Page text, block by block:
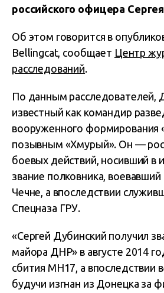
российского офицера
Об этом говорится в
Bellingcat, сообщает Центр
расследований.
По данным расследователей,
известный как командир
вооруженного формирования
позывным «Хмурый». Он —
боевых действий, носивший в
звание полковника,
Чечне, а впоследствии
Спецназа ГРУ.
«Сергей Дубинский получил
майора ДНР» в августе 2014
сбития MH17, а впоследствии
будучи изгнан из Донецка за